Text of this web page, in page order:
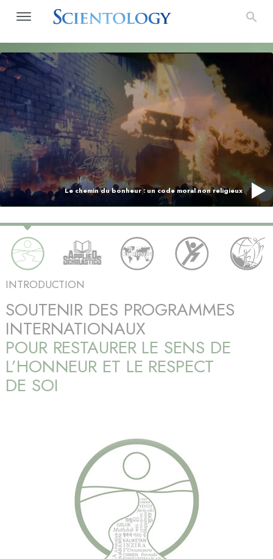
Le chemin du bonheur : un code moral non religieux
INTRODUCTION
SOUTENIR DES PROGRAMMES
INTERNATIONAUX
POUR RESTAURER LE SENS DE
L’HONNEUR ET LE RESPECT
DE SOI